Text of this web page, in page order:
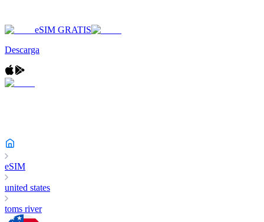
eSIM GRATIS
Descarga
eSIM
united states
toms river